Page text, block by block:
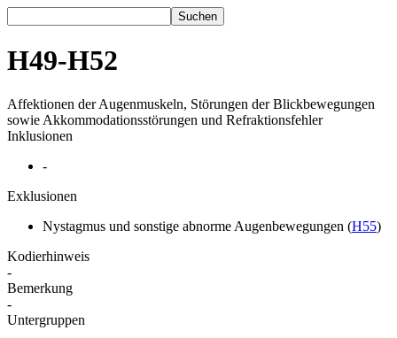
Suchen
H49-H52
Affektionen der Augenmuskeln, Störungen der Blickbewegungen
sowie Akkommodationsstörungen und Refraktionsfehler
Inklusionen
-
Exklusionen
Nystagmus und sonstige abnorme Augenbewegungen (H55)
Kodierhinweis
-
Bemerkung
-
Untergruppen